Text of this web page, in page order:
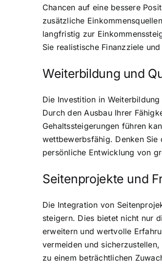
Chancen auf eine bessere
zusätzliche
langfristig zur
Sie realistische Finanzziele
Weiterbildung und
Die Investition in
Durch den Ausbau Ihrer
Gehaltssteigerungen führen
wettbewerbsfähig. Denken Sie
persönliche Entwicklung von
Seitenprojekte und
Die Integration von
steigern. Dies bietet nicht nur
erweitern und wertvolle
vermeiden und
zu einem beträchtlichen